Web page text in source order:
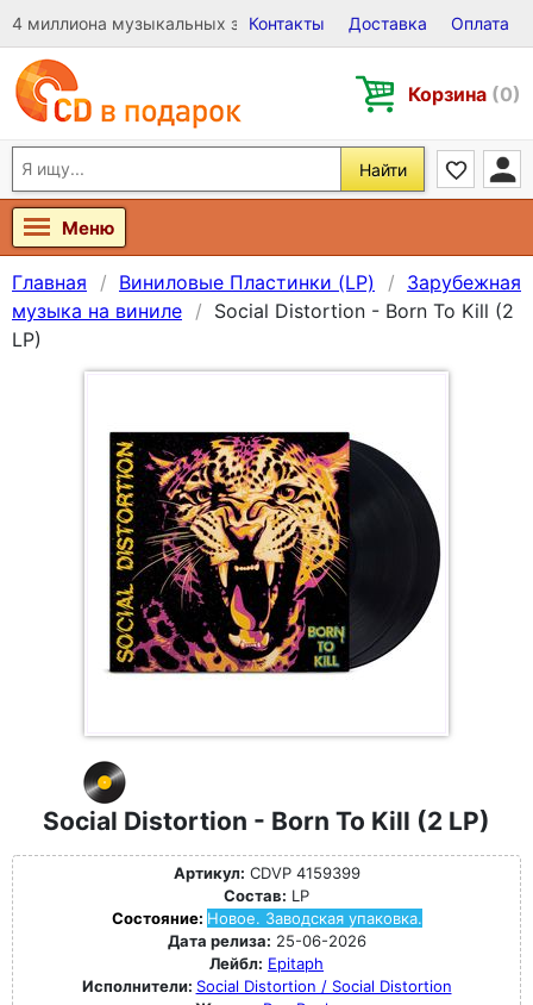
4 миллиона музыкальных записей на Виниле, CD и DVD
Контакты Доставка Оплата
Корзина (0)
Найти
Меню
Главная Виниловые Пластинки (LP)
Зарубежная
музыка на виниле
Social Distortion - Born To Kill (2
LP)
Social Distortion - Born To Kill (2 LP)
Артикул: CDVP 4159399
Состав: LP
Состояние: Новое. Заводская упаковка.
Дата релиза: 25-06-2026
Лейбл: Epitaph
Исполнители: Social Distortion / Social Distortion